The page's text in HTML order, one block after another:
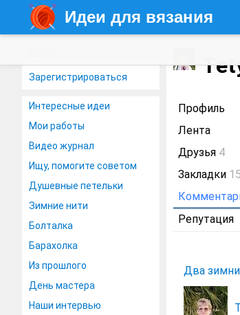
Идеи для вязания
Зарегистрироваться
Интересные идеи
Мои работы
Видео журнал
Ищу, помогите советом
Душевные петельки
Зимние нити
Болталка
Барахолка
Из прошлого
День мастера
Наши интервью
Профиль
Лента
Друзья 4
Закладки
Репутация
Два